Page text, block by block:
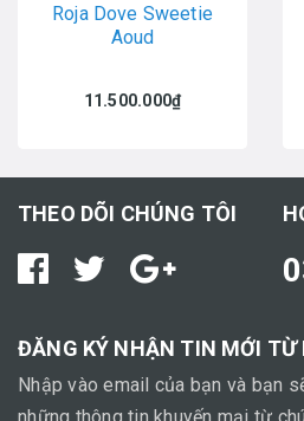
Roja Dove Sweetie
Aoud
11.500.000₫
THEO DÕI CHÚNG TÔI
ĐĂNG KÝ NHẬN TIN MỚI TỪ
Nhập vào email của bạn và bạn